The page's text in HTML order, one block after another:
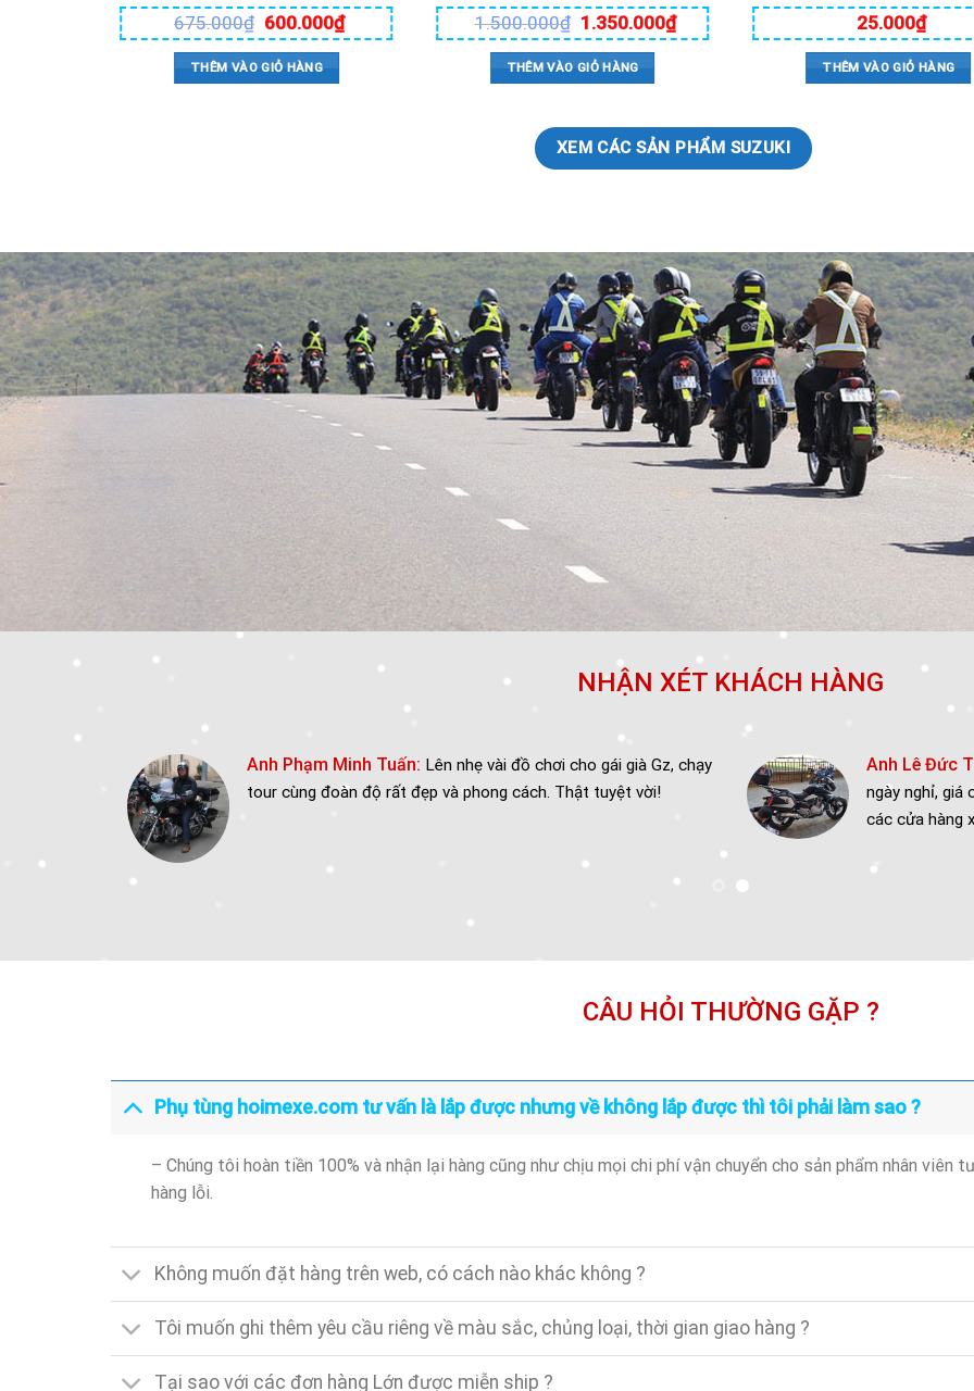
675.000₫ 600.000₫
THÊM VÀO GIỎ HÀNG
1.500.000₫ 1.350.000₫
THÊM VÀO GIỎ HÀNG
25.000₫
THÊM VÀO GIỎ HÀNG
XEM CÁC SẢN PHẨM SUZUKI
NHẬN XÉT KHÁCH HÀNG
Anh Phạm Minh Tuấn: Lên nhẹ vài đồ chơi cho gái già Gz, chạy
tour cùng đoàn độ rất đẹp và phong cách. Thật tuyệt vời!
Anh Lê Đức Thiện: Tự lắp ở
ngày nghỉ, giá cả hợp lý để đặt
các cửa hàng xa xôi..
CÂU HỎI THƯỜNG GẶP ?
Phụ tùng hoimexe.com tư vấn là lắp được nhưng về không lắp được thì tôi phải làm sao ?
– Chúng tôi hoàn tiền 100% và nhận lại hàng cũng như chịu mọi chi phí vận chuyển cho sản phẩm nhân viên
hàng lỗi.
Không muốn đặt hàng trên web, có cách nào khác không ?
Tôi muốn ghi thêm yêu cầu riêng về màu sắc, chủng loại, thời gian giao hàng ?
Tại sao với các đơn hàng Lớn được miễn ship ?